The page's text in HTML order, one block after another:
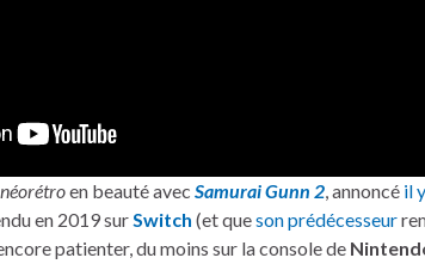
néorétroen beauté avec Samurai Gunn 2, annoncé il
en 2019 surSwitch (et queson prédécesseur
patienter, du moins sur la console de